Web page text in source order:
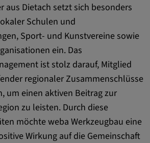
aus Dietach setzt sich besonders
Schulen und
Sport- und Kunstvereine sowie
ein. Das
ist stolz darauf, Mitglied
regionaler Zusammenschlüsse
um einen aktiven Beitrag zur
zu leisten. Durch diese
möchte weba Werkzeugbau eine
Wirkung auf die Gemeinschaft
Cookie werden die Präferenzen
Informationen des Nutzers